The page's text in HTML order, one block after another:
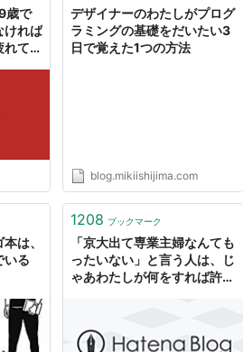
/ドンデンガエシ/わたし(初回生産
ントワークス
) を見る
/ドンデンガエシ/わたし(通常盤A)
ントワークス
) を見る
歳で
ければ
てし
デザイナーのわたしがプログ
ラミングの基礎をだいたい3
日で覚えた1つの方法
blog.mikiishijima.com
は、
いる
1208 ブックマーク
「京大出て専業主婦なんても
ったいない」と言う人は、じ
ゃあわたしが何をすれば許し